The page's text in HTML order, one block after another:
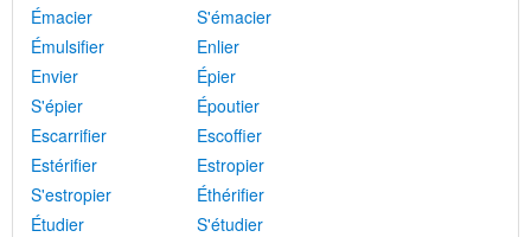
Émacier
S'émacier
Émulsifier
Enlier
Envier
Épier
S'épier
Époutier
Escarrifier
Escoffier
Estérifier
Estropier
S'estropier
Éthérifier
Étudier
S'étudier